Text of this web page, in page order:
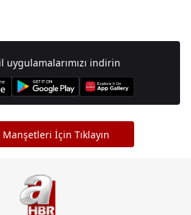
uygulamalarımızı indirin
İçin Tıklayın